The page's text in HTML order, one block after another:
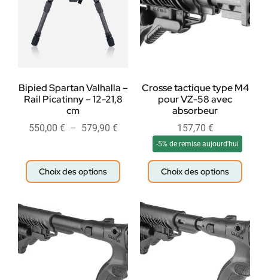
Bipied Spartan Valhalla –
Rail Picatinny – 12-21,8
cm
550,00 € – 579,90 €
Choix des options
Crosse tactique type M4
pour VZ-58 avec
absorbeur
157,70 €
-5% de remise aujourd'hui
Choix des options